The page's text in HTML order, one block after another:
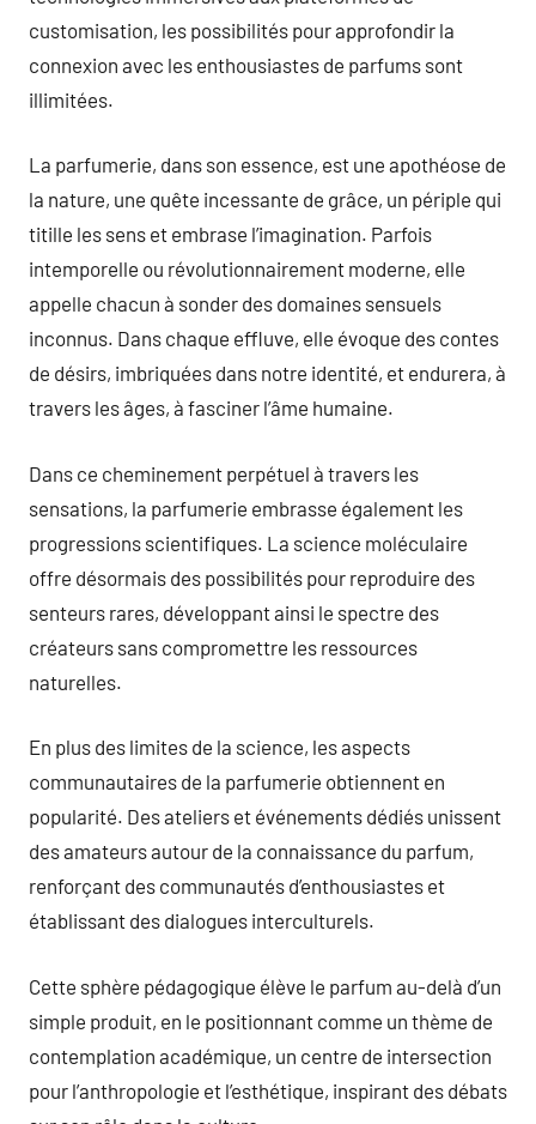
customisation, les possibilités pour approfondir la
connexion avec les enthousiastes de parfums sont
illimitées.
La parfumerie, dans son essence, est une apothéose de
la nature, une quête incessante de grâce, un périple qui
titille les sens et embrase l’imagination. Parfois
intemporelle ou révolutionnairement moderne, elle
appelle chacun à sonder des domaines sensuels
inconnus. Dans chaque effluve, elle évoque des contes
de désirs, imbriquées dans notre identité, et endurera, à
travers les âges, à fasciner l’âme humaine.
Dans ce cheminement perpétuel à travers les
sensations, la parfumerie embrasse également les
progressions scientifiques. La science moléculaire
offre désormais des possibilités pour reproduire des
senteurs rares, développant ainsi le spectre des
créateurs sans compromettre les ressources
naturelles.
En plus des limites de la science, les aspects
communautaires de la parfumerie obtiennent en
popularité. Des ateliers et événements dédiés unissent
des amateurs autour de la connaissance du parfum,
renforçant des communautés d’enthousiastes et
établissant des dialogues interculturels.
Cette sphère pédagogique élève le parfum au-delà d’un
simple produit, en le positionnant comme un thème de
contemplation académique, un centre de intersection
pour l’anthropologie et l’esthétique, inspirant des débats